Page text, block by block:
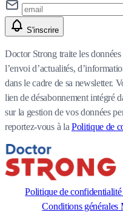
S'inscrire
Doctor Strong traite les
l’envoi d’actualités,
dans le cadre de sa newsletter.
lien de désabonnement intégré
sur la gestion de vos données
reportez-vous à la Politique de
Politique de confidentialité
Conditions générales